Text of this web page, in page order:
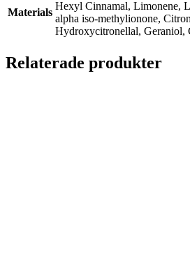
Materials
Hexyl Cinnamal, Limonene,
alpha iso-methylionone,
Hydroxycitronellal, Geraniol,
Relaterade produkter